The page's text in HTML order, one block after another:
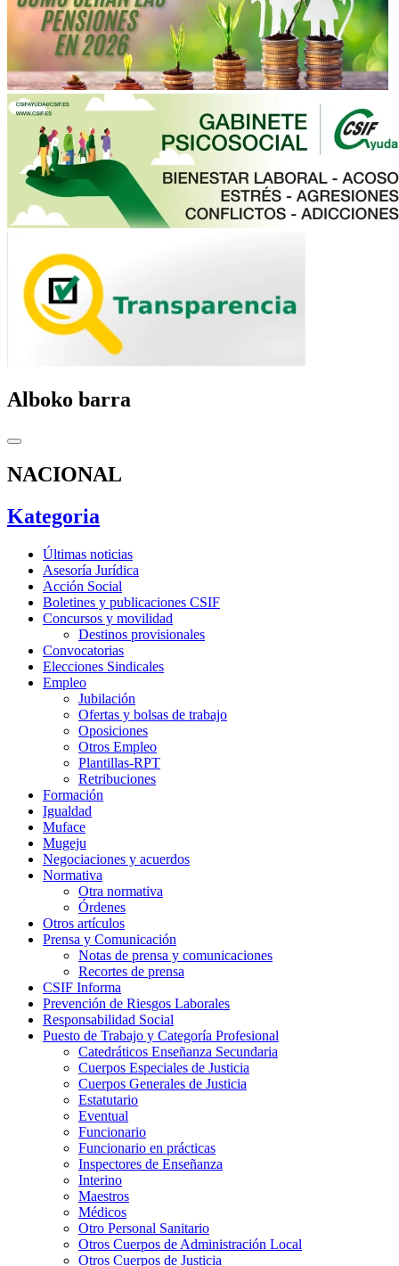
Alboko barra
NACIONAL
Kategoria
Últimas noticias
Asesoría Jurídica
Acción Social
Boletines y publicaciones CSIF
Concursos y movilidad
Destinos provisionales
Convocatorias
Elecciones Sindicales
Empleo
Jubilación
Ofertas y bolsas de trabajo
Oposiciones
Otros Empleo
Plantillas-RPT
Retribuciones
Formación
Igualdad
Muface
Mugeju
Negociaciones y acuerdos
Normativa
Otra normativa
Órdenes
Otros artículos
Prensa y Comunicación
Notas de prensa y comunicaciones
Recortes de prensa
CSIF Informa
Prevención de Riesgos Laborales
Responsabilidad Social
Puesto de Trabajo y Categoría Profesional
Catedráticos Enseñanza Secundaria
Cuerpos Especiales de Justicia
Cuerpos Generales de Justicia
Estatutario
Eventual
Funcionario
Funcionario en prácticas
Inspectores de Enseñanza
Interino
Maestros
Médicos
Otro Personal Sanitario
Otros Cuerpos de Administración Local
Otros Cuerpos de Justicia